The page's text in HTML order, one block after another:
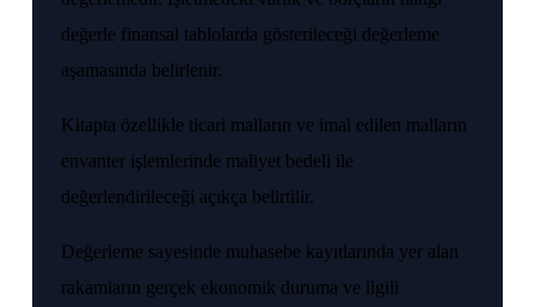
değerle finansal tablolarda gösterileceği değerleme
aşamasında belirlenir.
Kitapta özellikle ticari malların ve imal edilen malların
envanter işlemlerinde maliyet bedeli ile
değerlendirileceği açıkça belirtilir.
Değerleme sayesinde muhasebe kayıtlarında yer alan
rakamların gerçek ekonomik duruma ve ilgili